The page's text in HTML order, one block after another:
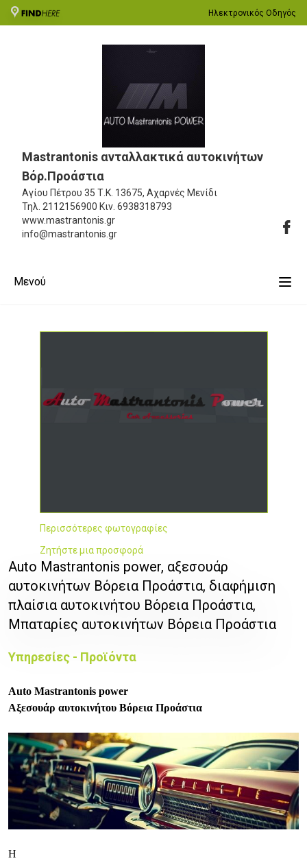
Ηλεκτρονικός Οδηγός
Mastrantonis ανταλλακτικά αυτοκινήτων
Βόρ.Προάστια
Αγίου Πέτρου 35 Τ.Κ. 13675, Αχαρνές Μενίδι
Τηλ. 2112156900 Κιν. 6938318793
www.mastrantonis.gr
info@mastrantonis.gr
Μενού
Περισσότερες φωτογραφίες
Ζητήστε μια προσφορά
Auto Mastrantonis power, αξεσουάρ
αυτοκινήτων Βόρεια Προάστια, διαφήμιση
πλαίσια αυτοκινήτου Βόρεια Προάστια,
Μπαταρίες αυτοκινήτων Βόρεια Προάστια
Υπηρεσίες - Προϊόντα
Auto Mastrantonis power
Αξεσουάρ αυτοκινήτου Βόρεια Προάστια
Η